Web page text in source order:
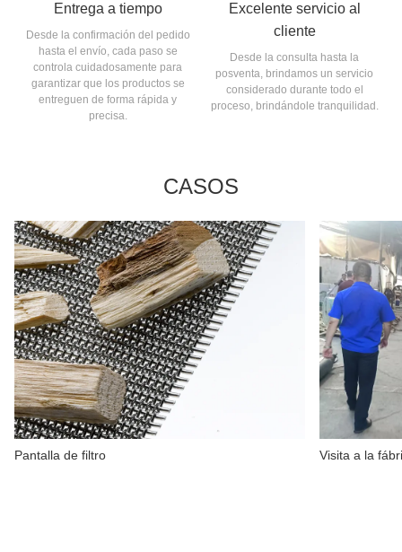
Entrega a tiempo
Desde la confirmación del pedido
hasta el envío, cada paso se
controla cuidadosamente para
garantizar que los productos se
entreguen de forma rápida y
precisa.
Excelente servicio al
cliente
Desde la consulta hasta la
posventa, brindamos un servicio
considerado durante todo el
proceso, brindándole tranquilidad.
CASOS
Pantalla de filtro Visita a la